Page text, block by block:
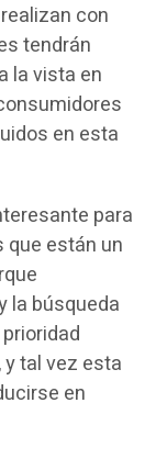
con
tendrán
la vista en
en esta
para
están un
la búsqueda
tal vez esta
en